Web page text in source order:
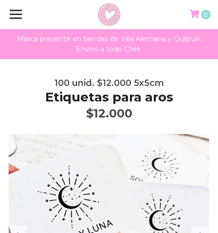
Marca presente en tiendas de Villa Alemana y Quilpué.
Envíos a todo Chile.
0
100 unid. $12.000 5x5cm
Etiquetas para aros
$12.000